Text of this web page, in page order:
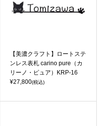
【美濃クラフト】ロートステ
ンレス表札 carino pure（カ
リーノ・ピュア）KRP-16
¥27,800(税込)